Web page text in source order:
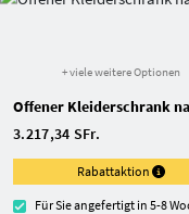
+ viele weitere Optionen
3.217,34 SFr.
Rabattaktion
Für Sie angefertigt in 5-8